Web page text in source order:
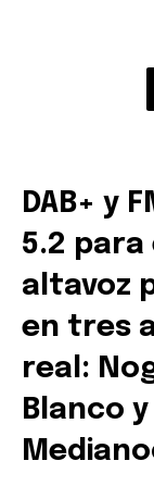
DAB+ y
5.2
altavoz
en tres
real:
Blanco